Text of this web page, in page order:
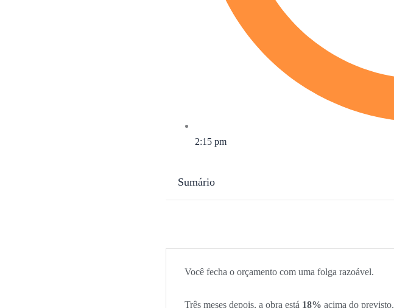
2:15 pm
Sumário
Você fecha o orçamento com uma folga razoável.
Três meses depois, a obra está 18% acima do previsto.